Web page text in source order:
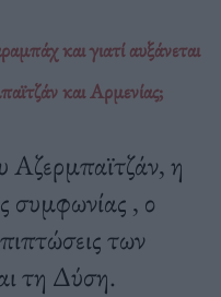
και γιατί αυξάνεται
και Αρμενίας;
Αζερμπαϊτζάν, η
συμφωνίας , ο
των
τη Δύση.